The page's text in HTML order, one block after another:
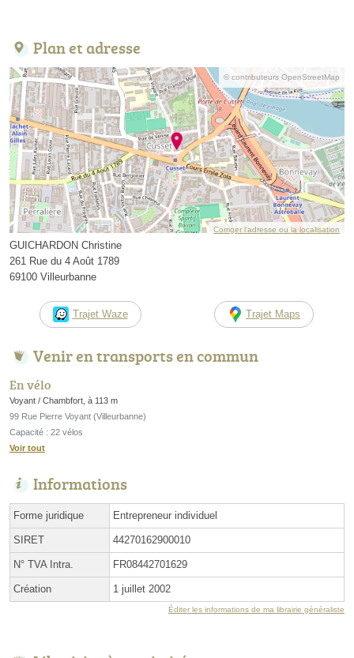
Plan et adresse
© contributeurs OpenStreetMap
Corriger l’adresse ou la localisation
GUICHARDON Christine
261 Rue du 4 Août 1789
69100 Villeurbanne
Trajet Waze Trajet Maps
Venir en transports en commun
En vélo
Voyant / Chambfort, à 113 m
99 Rue Pierre Voyant (Villeurbanne)
Capacité : 22 vélos
Voir tout
Informations
Forme juridique Entrepreneur individuel
SIRET 44270162900010
N° TVA Intra. FR08442701629
Création 1 juillet 2002
Éditer les informations de ma librairie généraliste